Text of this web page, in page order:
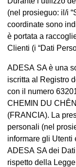
(nel prosieguo: il/i
coordinate sono
è portata a
Clienti (i “Dati
ADESA SA è una
iscritta al Registro
con il numero
CHEMIN DU
(FRANCIA). La
personali (nel
informare gli Utenti
ADESA SA dei
rispetto della